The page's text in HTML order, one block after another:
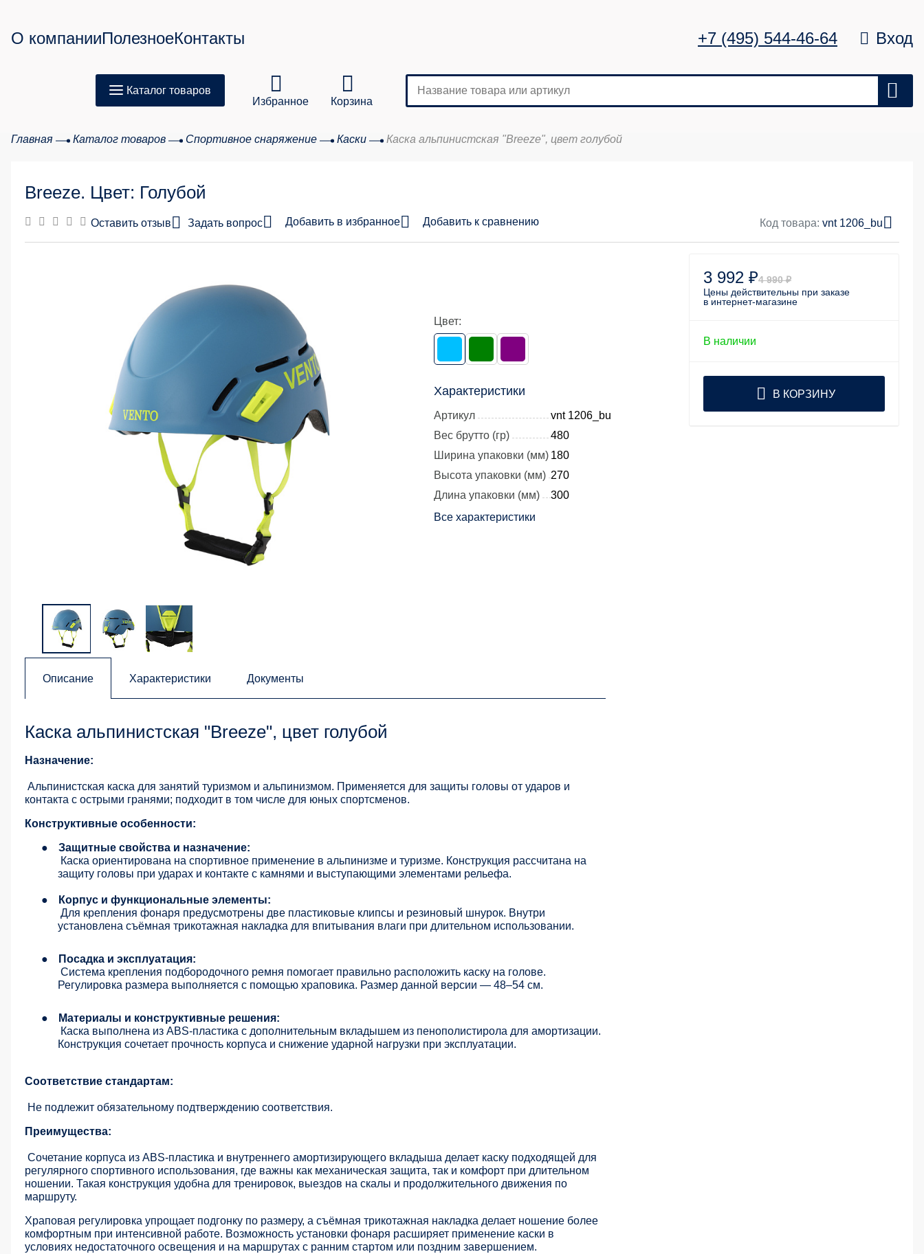
О компанииПолезноеКонтакты +7 (495) 544-46-64 Вход
Каталог товаров
Избранное
Корзина
Главная Каталог товаров Спортивное снаряжение Каски Каска альпинистская "Breeze", цвет голубой
Breeze. Цвет: Голубой
Оставить отзыв Задать вопрос Добавить в избранное Добавить к сравнению Код товара: vnt 1206_bu
Цвет:
Характеристики
Артикул
vnt 1206_bu
Вес брутто (гр)
480
Ширина упаковки (мм) 180
Высота упаковки (мм) 270
Длина упаковки (мм)
300
Все характеристики
3 992 ₽4 990 ₽
Цены действительны при заказе
в интернет-магазине
В наличии
В КОРЗИНУ
Описание Характеристики Документы
Каска альпинистская "Breeze", цвет голубой
Назначение:
Альпинистская каска для занятий туризмом и альпинизмом. Применяется для защиты головы от ударов и
контакта с острыми гранями; подходит в том числе для юных спортсменов.
Конструктивные особенности:
●
Защитные свойства и назначение:
Каска ориентирована на спортивное применение в альпинизме и туризме. Конструкция рассчитана на
защиту головы при ударах и контакте с камнями и выступающими элементами рельефа.
●
Корпус и функциональные элементы:
Для крепления фонаря предусмотрены две пластиковые клипсы и резиновый шнурок. Внутри
установлена съёмная трикотажная накладка для впитывания влаги при длительном использовании.
●
Посадка и эксплуатация:
Система крепления подбородочного ремня помогает правильно расположить каску на голове.
Регулировка размера выполняется с помощью храповика. Размер данной версии — 48–54 см.
●
Материалы и конструктивные решения:
Каска выполнена из ABS-пластика с дополнительным вкладышем из пенополистирола для амортизации.
Конструкция сочетает прочность корпуса и снижение ударной нагрузки при эксплуатации.
Соответствие стандартам:
Не подлежит обязательному подтверждению соответствия.
Преимущества:
Сочетание корпуса из ABS-пластика и внутреннего амортизирующего вкладыша делает каску подходящей для
регулярного спортивного использования, где важны как механическая защита, так и комфорт при длительном
ношении. Такая конструкция удобна для тренировок, выездов на скалы и продолжительного движения по
маршруту.
Храповая регулировка упрощает подгонку по размеру, а съёмная трикотажная накладка делает ношение более
комфортным при интенсивной работе. Возможность установки фонаря расширяет применение каски в
условиях недостаточного освещения и на маршрутах с ранним стартом или поздним завершением.